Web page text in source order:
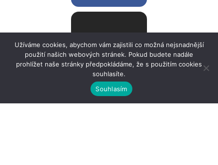
Užíváme cookies, abychom vám zajistili co možná nejsnadnější
použití našich webových stránek. Pokud budete nadále
prohlížet naše stránky předpokládáme, že s použitím cookies
souhlasíte.
Souhlasím